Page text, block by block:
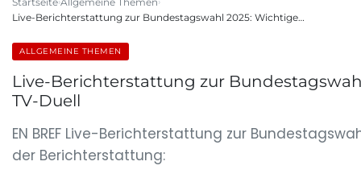
Live-Berichterstattung zur Bundestagswahl 2025: Wichtige…
ALLGEMEINE THEMEN
Live-Berichterstattung zur
TV-Duell
EN BREF Live-Berichterstattung zur
der Berichterstattung: